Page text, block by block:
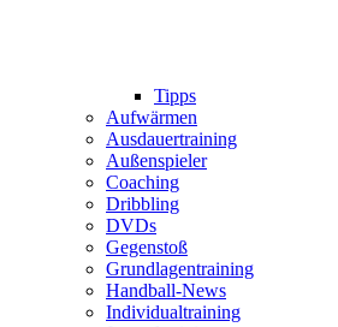
Tipps
Aufwärmen
Ausdauertraining
Außenspieler
Coaching
Dribbling
DVDs
Gegenstoß
Grundlagentraining
Handball-News
Individualtraining